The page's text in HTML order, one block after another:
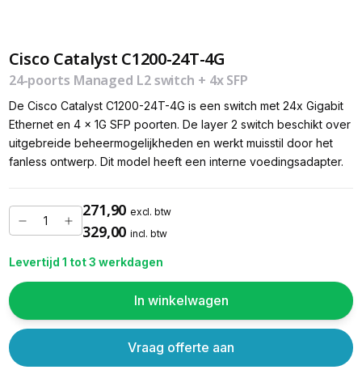
Cisco Catalyst C1200-24T-4G
24-poorts Managed L2 switch + 4x SFP
De Cisco Catalyst C1200-24T-4G is een switch met 24x Gigabit
Ethernet en 4 x 1G SFP poorten. De layer 2 switch beschikt over
uitgebreide beheermogelijkheden en werkt muisstil door het
fanless ontwerp. Dit model heeft een interne voedingsadapter.
271,90 excl. btw
329,00 incl. btw
Levertijd 1 tot 3 werkdagen
In winkelwagen
Vraag offerte aan